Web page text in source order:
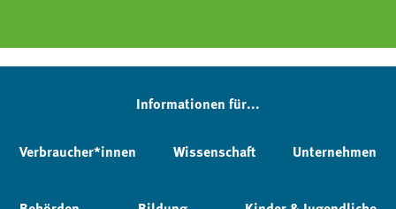
Informationen für...
Verbraucher*innen Wissenschaft Unternehmen